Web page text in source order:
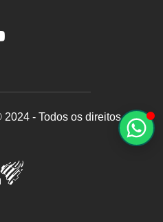
YouTube
- Todos os direitos